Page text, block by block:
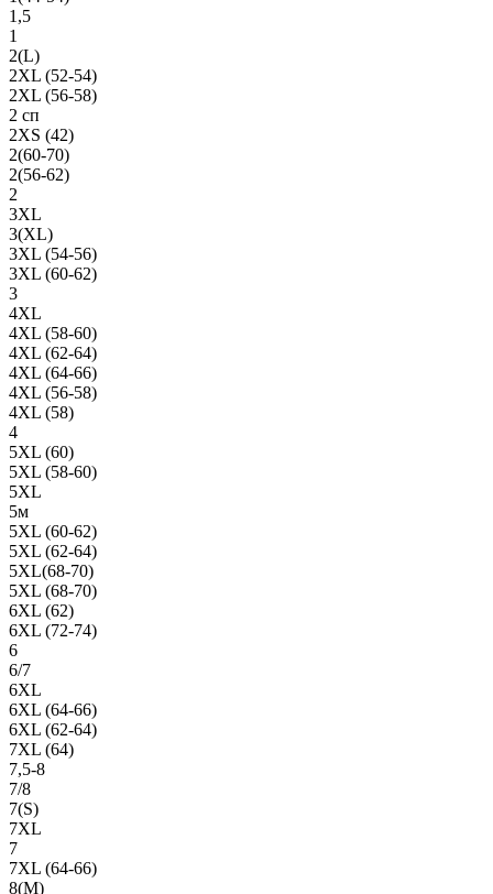
1,5
1
2(L)
2XL (52-54)
2XL (56-58)
2 сп
2XS (42)
2(60-70)
2(56-62)
2
3XL
3(XL)
3XL (54-56)
3XL (60-62)
3
4XL
4XL (58-60)
4XL (62-64)
4XL (64-66)
4XL (56-58)
4XL (58)
4
5XL (60)
5XL (58-60)
5XL
5м
5XL (60-62)
5XL (62-64)
5XL(68-70)
5XL (68-70)
6XL (62)
6XL (72-74)
6
6/7
6XL
6XL (64-66)
6XL (62-64)
7XL (64)
7,5-8
7/8
7(S)
7XL
7
7XL (64-66)
8(М)